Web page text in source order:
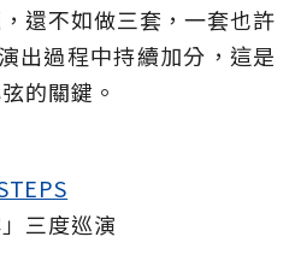
還不如做三套，一套也許
出過程中持續加分，這是
的關鍵。
三度巡演